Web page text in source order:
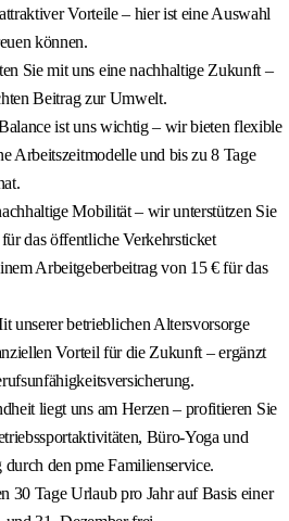
Vorteile – hier ist eine Auswahl
können.
Sie mit uns eine nachhaltige Zukunft –
Beitrag zur Umwelt.
ist uns wichtig – wir bieten flexible
Arbeitszeitmodelle und bis zu 8 Tage
Mobilität – wir unterstützen Sie
das öffentliche Verkehrsticket
Arbeitgeberbeitrag von 15 € für das
unserer betrieblichen Altersvorsorge
Vorteil für die Zukunft – ergänzt
liegt uns am Herzen – profitieren Sie
Büro-Yoga und
den pme Familienservice.
30 Tage Urlaub pro Jahr auf Basis einer